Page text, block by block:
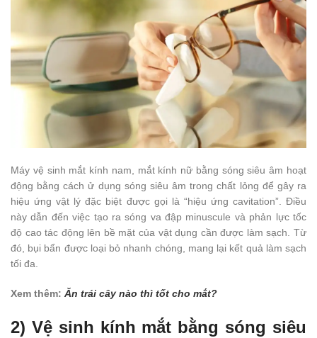
Máy vệ sinh mắt kính nam, mắt kính nữ bằng sóng siêu âm hoạt
động bằng cách ử dụng sóng siêu âm trong chất lỏng để gây ra
hiệu ứng vật lý đặc biệt được gọi là “hiệu ứng cavitation”. Điều
này dẫn đến việc tạo ra sóng va đập minuscule và phản lực tốc
độ cao tác động lên bề mặt của vật dụng cần được làm sạch. Từ
đó, bụi bẩn được loại bỏ nhanh chóng, mang lại kết quả làm sạch
tối đa.
Xem thêm: Ăn trái cây nào thì tốt cho mắt?
2) Vệ sinh kính mắt bằng sóng siêu